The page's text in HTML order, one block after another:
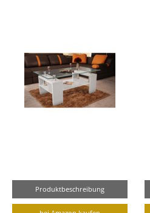
Produktbeschreibung